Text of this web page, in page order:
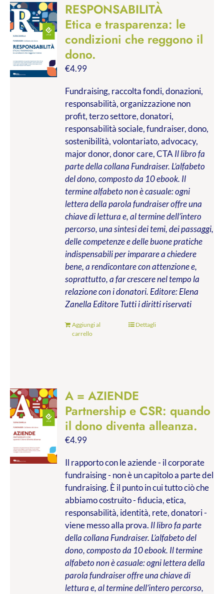
RESPONSABILITÀ
Etica e trasparenza: le
condizioni che reggono il
dono.
€4.99
Fundraising, raccolta fondi, donazioni,
responsabilità, organizzazione non
profit, terzo settore, donatori,
responsabilità sociale, fundraiser, dono,
sostenibilità, volontariato, advocacy,
major donor, donor care, CTA Il libro fa
parte della collana Fundraiser. L’alfabeto
del dono, composto da 10 ebook. Il
termine alfabeto non è casuale: ogni
lettera della parola fundraiser offre una
chiave di lettura e, al termine dell’intero
percorso, una sintesi dei temi, dei passaggi,
delle competenze e delle buone pratiche
indispensabili per imparare a chiedere
bene, a rendicontare con attenzione e,
soprattutto, a far crescere nel tempo la
relazione con i donatori. Editore: Elena
Zanella EditoreTutti i diritti riservati
Aggiungi al
carrello
Dettagli
A = AZIENDE
Partnership e CSR: quando
il dono diventa alleanza.
€4.99
Il rapporto con le aziende - il corporate
fundraising - non è un capitolo a parte del
fundraising. È il punto in cui tutto ciò che
abbiamo costruito - fiducia, etica,
responsabilità, identità, rete, donatori -
viene messo alla prova. Il libro fa parte
della collana Fundraiser. L’alfabeto del
dono, composto da 10 ebook. Il termine
alfabeto non è casuale: ogni lettera della
parola fundraiser offre una chiave di
lettura e, al termine dell’intero percorso,